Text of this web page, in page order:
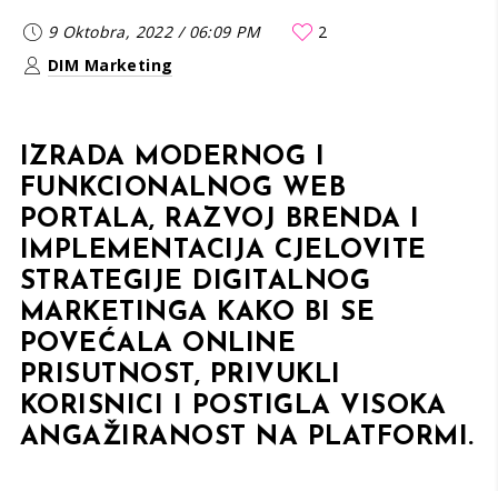
9 Oktobra, 2022/06:09 PM
2
DIM Marketing
IZRADA MODERNOG I
FUNKCIONALNOG WEB
PORTALA, RAZVOJ BRENDA I
IMPLEMENTACIJA CJELOVITE
STRATEGIJE DIGITALNOG
MARKETINGA KAKO BI SE
POVEĆALA ONLINE
PRISUTNOST, PRIVUKLI
KORISNICI I POSTIGLA VISOKA
ANGAŽIRANOST NA PLATFORMI.